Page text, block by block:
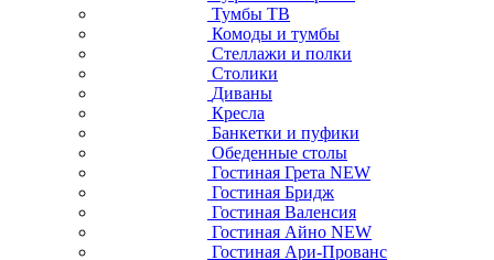
Тумбы ТВ
Комоды и тумбы
Стеллажи и полки
Столики
Диваны
Кресла
Банкетки и пуфики
Обеденные столы
Гостиная Грета NEW
Гостиная Бридж
Гостиная Валенсия
Гостиная Айно NEW
Гостиная Ари-Прованс